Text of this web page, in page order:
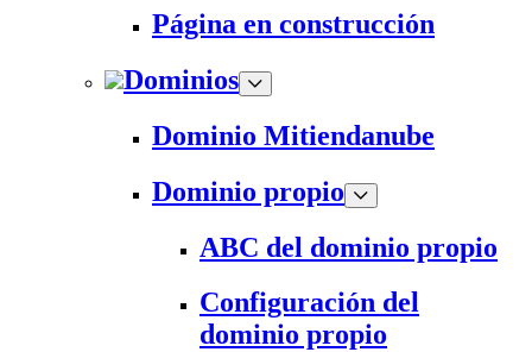
Página en construcción
Dominios
Dominio Mitiendanube
Dominio propio
ABC del dominio propio
Configuración del
dominio propio